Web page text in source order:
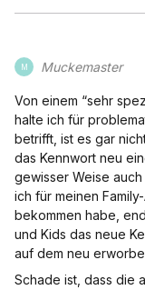
M Muckemaster
Von einem “sehr
halte ich für
betrifft, ist es gar
das Kennwort neu
gewisser Weise
ich für meinen
bekommen habe,
und Kids das neue
auf dem neu
Schade ist, dass die